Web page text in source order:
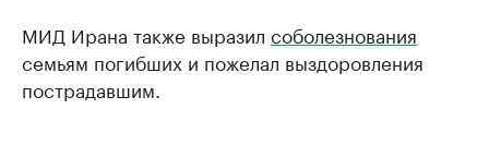
МИД Ирана также выразил соболезнования
семьям погибших и пожелал выздоровления
пострадавшим.